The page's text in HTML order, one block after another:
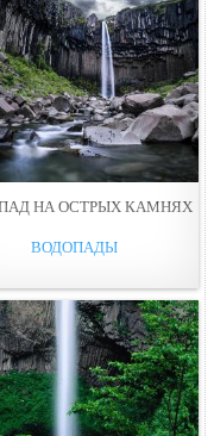
НА ОСТРЫХ КАМНЯХ
ВОДОПАДЫ